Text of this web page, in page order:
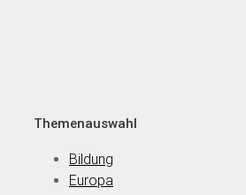
Themenauswahl
Bildung
Europa